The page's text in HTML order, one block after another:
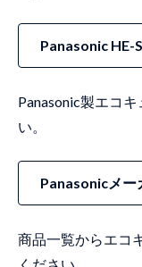
Panasonic HE-
Panasonic製エコ
い。
Panasonicメー
商品一覧からエコ